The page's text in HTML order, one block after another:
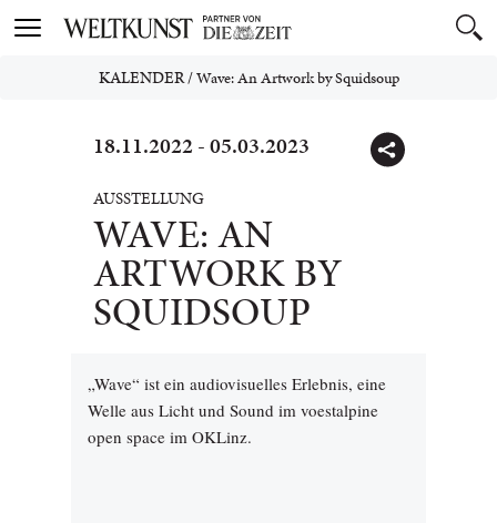
Toggle
KALENDER/Wave: An Artwork by Squidsoup
18.11.2022 - 05.03.2023
AUSSTELLUNG
WAVE: AN
ARTWORK BY
SQUIDSOUP
„Wave“ ist ein audiovisuelles Erlebnis, eine
Welle aus Licht und Sound im voestalpine
open space im OKLinz.